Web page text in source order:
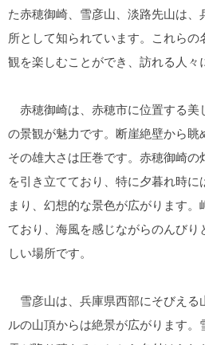
た赤穂御崎、雪彦山、淡路先山は
所として知られています。これら
観を楽しむことができ、訪れる人々
赤穂御崎は、赤穂市に位置する美
の景観が魅力です。断崖絶壁から眺
その雄大さは圧巻です。赤穂御崎の
を引き立てており、特に夕暮れ時
まり、幻想的な景色が広がります
ており、海風を感じながらのんびり
しい場所です。
雪彦山は、兵庫県西部にそびえる
ルの山頂からは絶景が広がります